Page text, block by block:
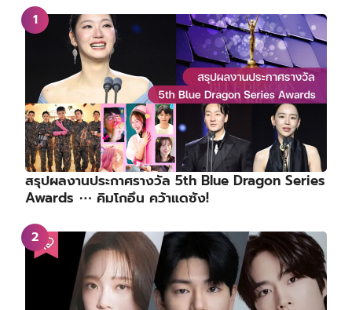
สรุปผลงานประกาศรางวัล 5th Blue Dragon Series
Awards ⋯ คิมโกอึน คว้าแดซัง!